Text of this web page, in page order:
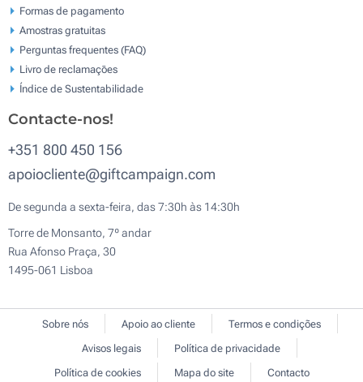
Formas de pagamento
Amostras gratuitas
Perguntas frequentes (FAQ)
Livro de reclamaçōes
Índice de Sustentabilidade
Contacte-nos!
+351 800 450 156
apoiocliente@giftcampaign.com
De segunda a sexta-feira, das 7:30h às 14:30h
Torre de Monsanto, 7º andar
Rua Afonso Praça, 30
1495-061 Lisboa
Sobre nós Apoio ao cliente
Termos e condições
Avisos legais
Política de privacidade
Política de cookies
Mapa do site Contacto